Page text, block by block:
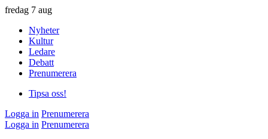
fredag 7 aug
Nyheter
Kultur
Ledare
Debatt
Prenumerera
Tipsa oss!
Logga in Prenumerera
Logga in Prenumerera